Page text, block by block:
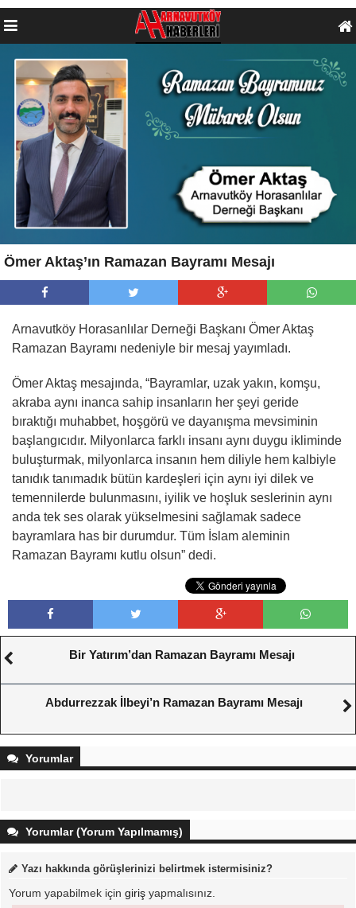
Ömer Aktaş’ın Ramazan Bayramı Mesajı
Arnavutköy Horasanlılar Derneği Başkanı Ömer Aktaş
Ramazan Bayramı nedeniyle bir mesaj yayımladı.
Ömer Aktaş mesajında, “Bayramlar, uzak yakın, komşu,
akraba aynı inanca sahip insanların her şeyi geride
bıraktığı muhabbet, hoşgörü ve dayanışma mevsiminin
başlangıcıdır. Milyonlarca farklı insanı aynı duygu ikliminde
buluşturmak, milyonlarca insanın hem diliyle hem kalbiyle
tanıdık tanımadık bütün kardeşleri için aynı iyi dilek ve
temennilerde bulunmasını, iyilik ve hoşluk seslerinin aynı
anda tek ses olarak yükselmesini sağlamak sadece
bayramlara has bir durumdur. Tüm İslam aleminin
Ramazan Bayramı kutlu olsun” dedi.
Bir Yatırım’dan Ramazan Bayramı Mesajı
Abdurrezzak İlbeyi’n Ramazan Bayramı Mesajı
Yorumlar
Yorumlar (Yorum Yapılmamış)
Yazı hakkında görüşlerinizi belirtmek istermisiniz?
Yorum yapabilmek için giriş yapmalısınız.